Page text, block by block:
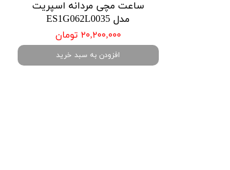
ساعت مچی مردانه اسپریت
مدل ES1G062L0035
۲۰,۲۰۰,۰۰۰ تومان
افزودن به سبد خرید